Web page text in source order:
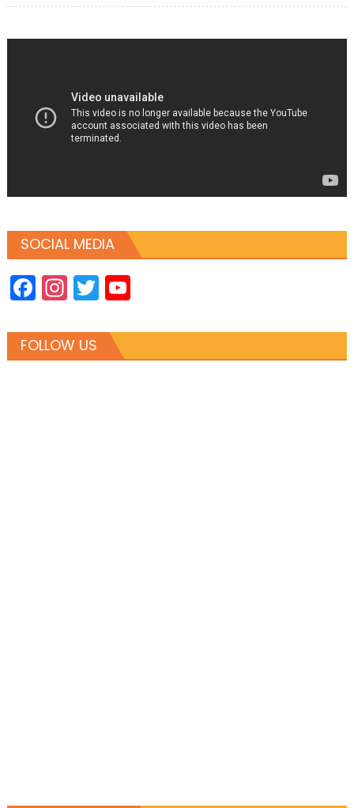
SOCIAL MEDIA
Facebook
Instagram
TwitterYouTube
FOLLOW US